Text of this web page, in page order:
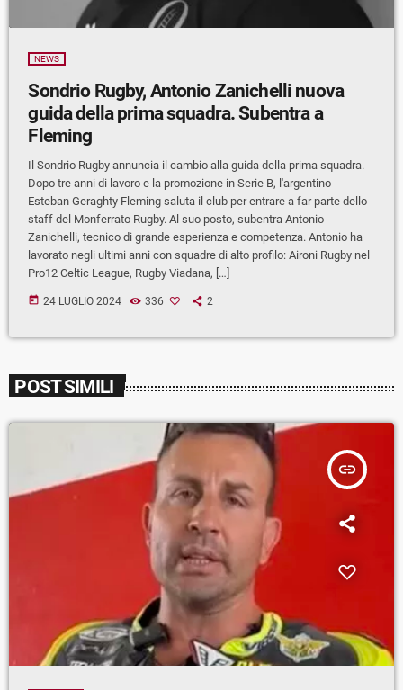
NEWS
Sondrio Rugby, Antonio Zanichelli nuova
guida della prima squadra. Subentra a
Fleming
Il Sondrio Rugby annuncia il cambio alla guida della prima squadra.
Dopo tre anni di lavoro e la promozione in Serie B, l'argentino
Esteban Geraghty Fleming saluta il club per entrare a far parte dello
staff del Monferrato Rugby. Al suo posto, subentra Antonio
Zanichelli, tecnico di grande esperienza e competenza. Antonio ha
lavorato negli ultimi anni con squadre di alto profilo: Aironi Rugby nel
Pro12 Celtic League, Rugby Viadana, […]
today 24 LUGLIO 2024 336 2
POST SIMILI
insert_link